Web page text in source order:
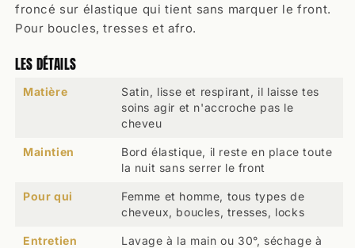
froncé sur élastique qui tient sans marquer le front.
Pour boucles, tresses et afro.
LES DÉTAILS
Matière
Satin, lisse et respirant, il laisse tes
soins agir et n'accroche pas le
cheveu
Maintien
Bord élastique, il reste en place toute
la nuit sans serrer le front
Pour qui
Femme et homme, tous types de
cheveux, boucles, tresses, locks
Entretien
Lavage à la main ou 30°, séchage à